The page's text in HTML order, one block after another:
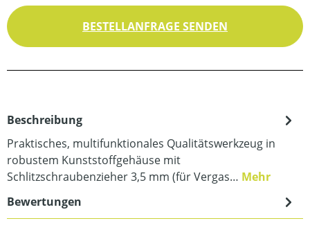
BESTELLANFRAGE SENDEN
Beschreibung
Praktisches, multifunktionales Qualitätswerkzeug in
robustem Kunststoffgehäuse mit
Schlitzschraubenzieher 3,5 mm (für Vergas… Mehr
Bewertungen